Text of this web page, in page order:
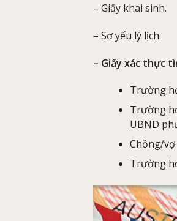
– Giấy khai sinh.
– Sơ yếu lý lịch.
– Giấy xác thực
Trường
Trường
UBND
Chồng/
Trường